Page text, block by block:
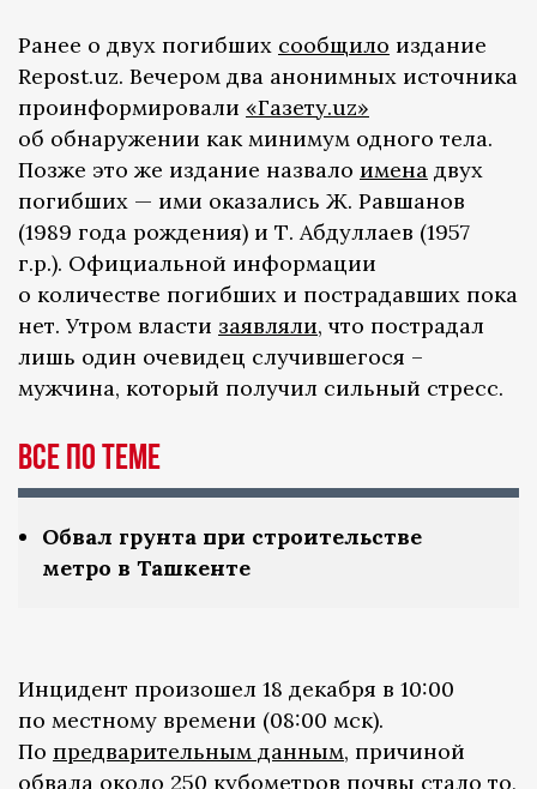
Ранее о двух погибших сообщило издание
Repost.uz. Вечером два анонимных источника
проинформировали «Газету.uz»
об обнаружении как минимум одного тела.
Позже это же издание назвало имена двух
погибших — ими оказались Ж. Равшанов
(1989 года рождения) и Т. Абдуллаев (1957
г.р.). Официальной информации
о количестве погибших и пострадавших пока
нет. Утром власти заявляли, что пострадал
лишь один очевидец случившегося –
мужчина, который получил сильный стресс.
Все по теме
Обвал грунта при строительстве
метро в Ташкенте
Инцидент произошел 18 декабря в 10:00
по местному времени (08:00 мск).
По предварительным данным, причиной
обвала около 250 кубометров почвы стало то,